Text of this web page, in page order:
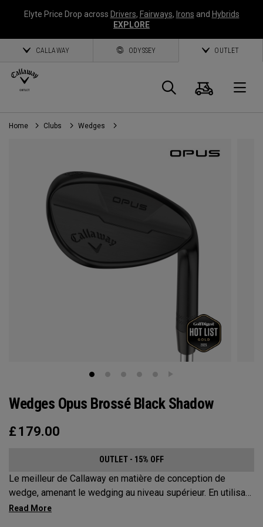
Elyte Price Drop across Drivers, Fairways, Irons and Hybrids
EXPLORE
CALLAWAY ODYSSEY OUTLET
Panier
Home Clubs Wedges
Wedges Opus Brossé Black Shadow
£ 179.00
OUTLET - 15% OFF
Le meilleur de Callaway en matière de conception de
wedge, amenant le wedging au niveau supérieur. En utilisant
une toute nouvelle technologie Spin Gen Face™, trois